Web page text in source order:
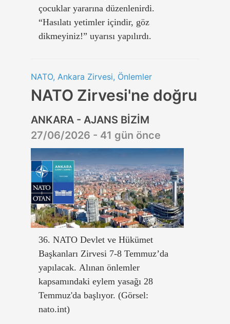
çocuklar yararına düzenlenirdi.
“Hasılatı yetimler içindir, göz
dikmeyiniz!” uyarısı yapılırdı.
NATO, Ankara Zirvesi, Önlemler
NATO Zirvesi'ne doğru
ANKARA - AJANS BİZİM
27/06/2026 - 41 gün önce
36. NATO Devlet ve Hükümet
Başkanları Zirvesi 7-8 Temmuz’da
yapılacak. Alınan önlemler
kapsamındaki eylem yasağı 28
Temmuz'da başlıyor. (Görsel:
nato.int)